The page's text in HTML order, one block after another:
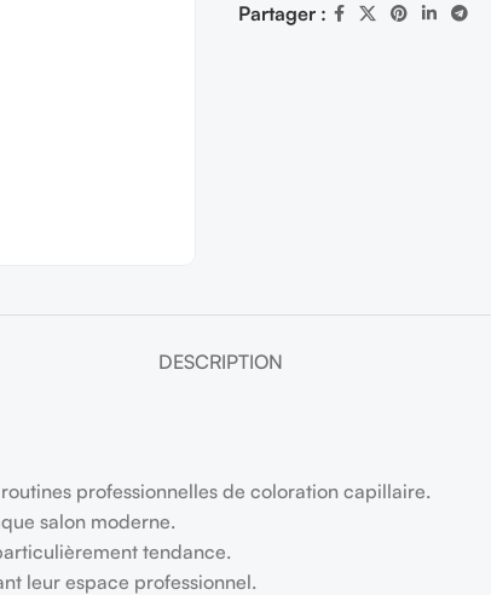
Partager :
DESCRIPTION
professionnelles de coloration capillaire.
salon moderne.
tendance.
leur espace professionnel.